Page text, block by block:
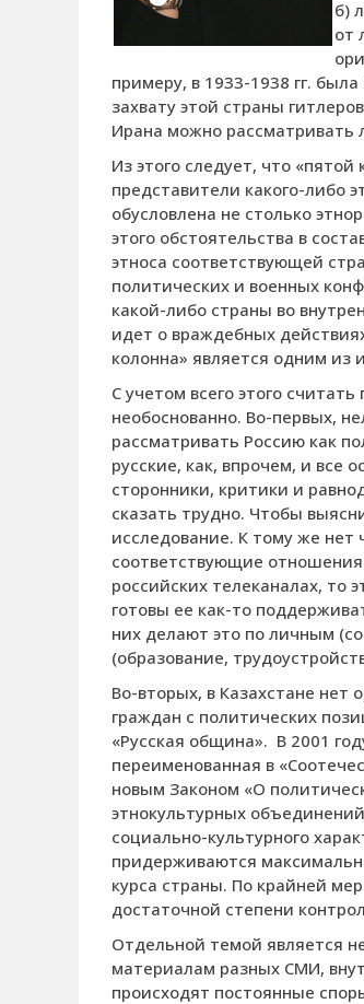
б)
от
примеру, в 1933-1938 гг.
захвату этой страны
Ирана можно рассматривать
Из этого следует, что
представители какого-либо
обусловлена не столько
этого обстоятельства в
этноса соответствующей
политических и военных
какой-либо страны во
идет о враждебных
колонна» является одним из
С учетом всего этого
необоснованно. Во-первых,
рассматривать Россию как
русские, как, впрочем, и все
сторонники, критики и
сказать трудно. Чтобы
исследование. К тому же нет
соответствующие
российских телеканалах, то
готовы ее как-то
них делают это по личным
(образование,
Во-вторых, в Казахстане нет
граждан с политических
«Русская община». В 2001
переименованная в
новым Законом «О
этнокультурных
социально-культурного
придерживаются
курса страны. По крайней
достаточной степени
Отдельной темой является
материалам разных СМИ,
происходят постоянные